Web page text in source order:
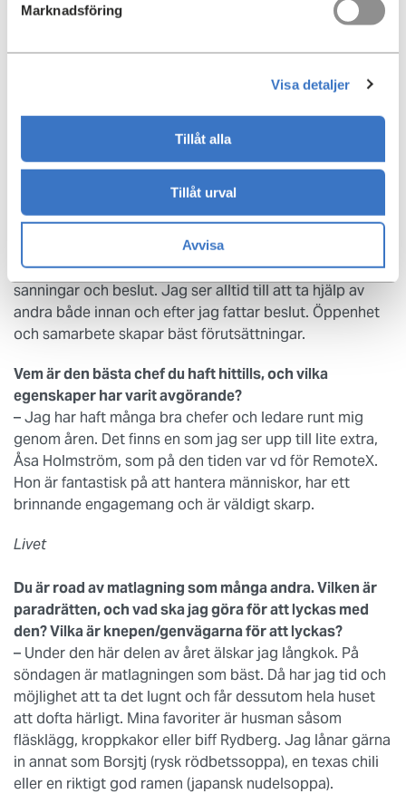
Marknadsföring
Visa detaljer
Tillåt alla
Tillåt urval
Avvisa
Vem har du själv lärt dig mest av hittills i koncernen,
– Jag älskar att samarbeta med de som våga utmana
mina tankar. Det är svårt att nämna en enskild. Måste jag
välja så blir det två personer som jag på olika sätt lärt
mig mycket av. Johanna Tappert som utmanar och
kompletterar mig i struktur och handling och Marianne
Badman för sina kunskaper om design och
Vad är ledarskap för dig, och hur utövar du det själv?
– Ledarskap för mig är att vara öppen, kunna lyssna på
andra, samt omvärdera och ompröva sina egna
sanningar och beslut. Jag ser alltid till att ta hjälp av
andra både innan och efter jag fattar beslut. Öppenhet
och samarbete skapar bäst förutsättningar.
Vem är den bästa chef du haft hittills, och vilka
egenskaper har varit avgörande?
– Jag har haft många bra chefer och ledare runt mig
genom åren. Det finns en som jag ser upp till lite extra,
Åsa Holmström, som på den tiden var vd för RemoteX.
Hon är fantastisk på att hantera människor, har ett
brinnande engagemang och är väldigt skarp.
Livet
Du är road av matlagning som många andra. Vilken är
paradrätten, och vad ska jag göra för att lyckas med
den? Vilka är knepen/genvägarna för att lyckas?
– Under den här delen av året älskar jag långkok. På
söndagen är matlagningen som bäst. Då har jag tid och
möjlighet att ta det lugnt och får dessutom hela huset
att dofta härligt. Mina favoriter är husman såsom
fläsklägg, kroppkakor eller biff Rydberg. Jag lånar gärna
in annat som Borsjtj (rysk rödbetssoppa), en texas chili
eller en riktigt god ramen (japansk nudelsoppa).